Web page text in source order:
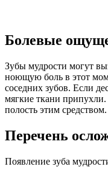
Болевые
Зубы мудрости могут
ноющую боль в этот
соседних зубов. Если
мягкие ткани
полость этим
Перечень
Появление зуба